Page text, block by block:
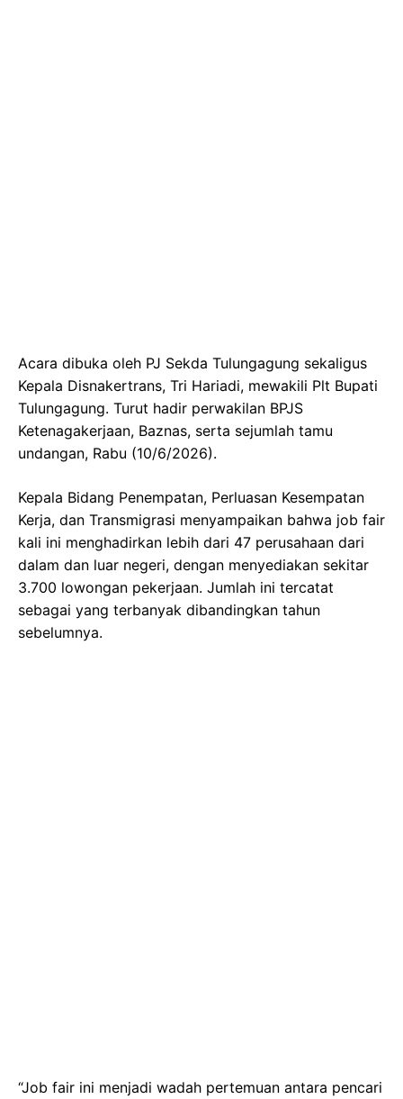
Acara dibuka oleh PJ Sekda Tulungagung sekaligus
Kepala Disnakertrans, Tri Hariadi, mewakili Plt Bupati
Tulungagung. Turut hadir perwakilan BPJS
Ketenagakerjaan, Baznas, serta sejumlah tamu
undangan, Rabu (10/6/2026).
Kepala Bidang Penempatan, Perluasan Kesempatan
Kerja, dan Transmigrasi menyampaikan bahwa job fair
kali ini menghadirkan lebih dari 47 perusahaan dari
dalam dan luar negeri, dengan menyediakan sekitar
3.700 lowongan pekerjaan. Jumlah ini tercatat
sebagai yang terbanyak dibandingkan tahun
sebelumnya.
“Job fair ini menjadi wadah pertemuan antara pencari